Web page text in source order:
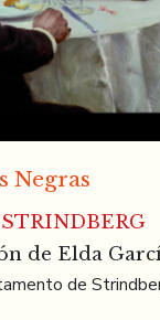
Negras
de Elda
de